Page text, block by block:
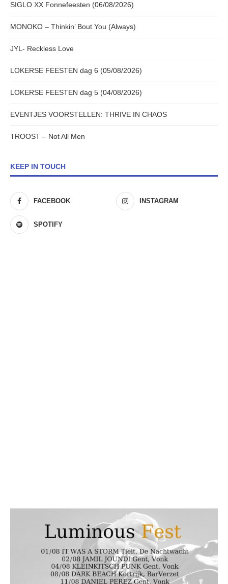
SIGLO XX Fonnefeesten (06/08/2026)
MONOKO – Thinkin’ Bout You (Always)
JYL- Reckless Love
LOKERSE FEESTEN dag 6 (05/08/2026)
LOKERSE FEESTEN dag 5 (04/08/2026)
EVENTJES VOORSTELLEN: THRIVE IN CHAOS
TROOST – Not All Men
KEEP IN TOUCH
FACEBOOK INSTAGRAM
SPOTIFY